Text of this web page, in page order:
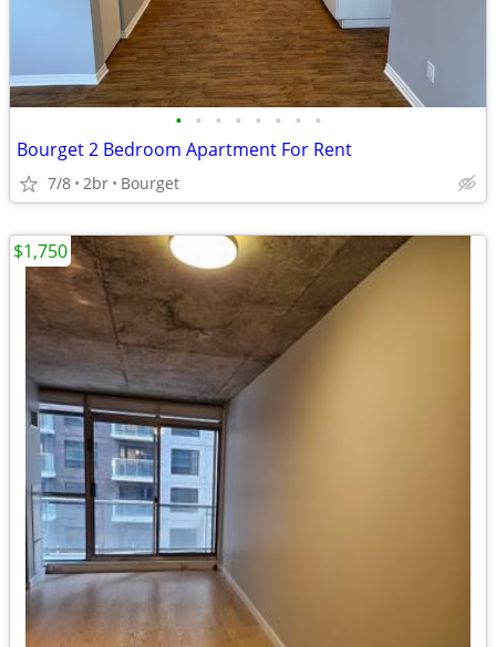
• • • • • • • •
Bourget 2 Bedroom Apartment For Rent
7/8 2br Bourget
$1,750